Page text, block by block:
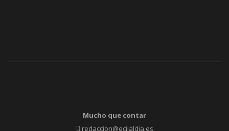
Mucho que contar
redaccion@ecijaldia.es